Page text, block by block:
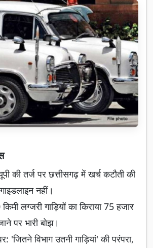
की तर्ज पर छत्तीसगढ़ में खर्च कटौती की
नहीं।
लग्जरी गाड़ियों का किराया 75 हजार
पर भारी बोझ।
'जितने विभाग उतनी गाड़ियां' की परंपरा,